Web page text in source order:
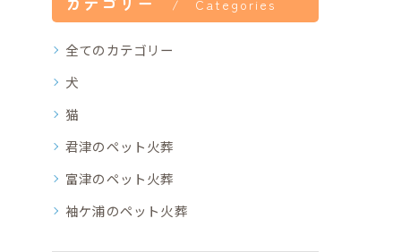
Categories
全てのカテゴリー
犬
猫
君津のペット火葬
富津のペット火葬
袖ケ浦のペット火葬